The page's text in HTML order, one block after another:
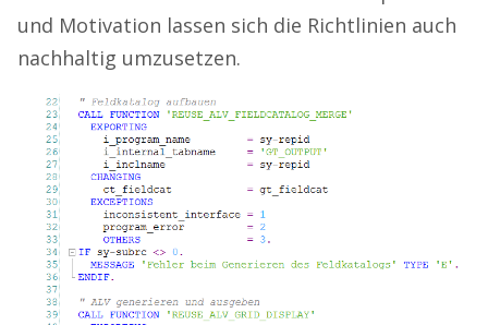
und Motivation lassen sich die Richtlinien auch
nachhaltig umzusetzen.